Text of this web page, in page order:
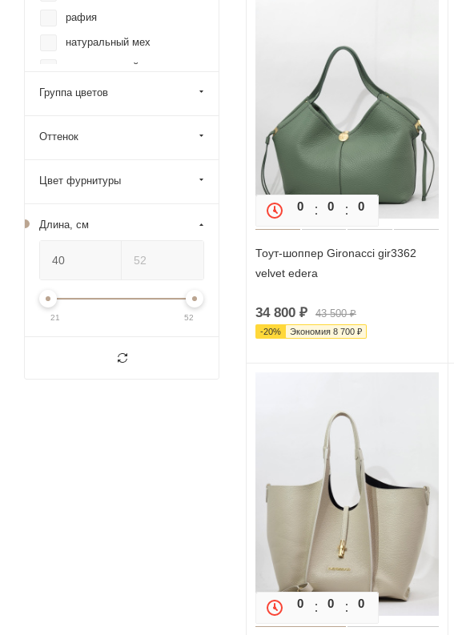
0 0 0 0
Тоут-шоппер Gironacci gir3362
velvet edera
34 800 ₽ 43 500₽
-20% Экономия 8 700 ₽
0 0 0 0
рафия
натуральный мех
искусственный мех
Группа цветов
Оттенок
Цвет фурнитуры
Длина, см
21 52